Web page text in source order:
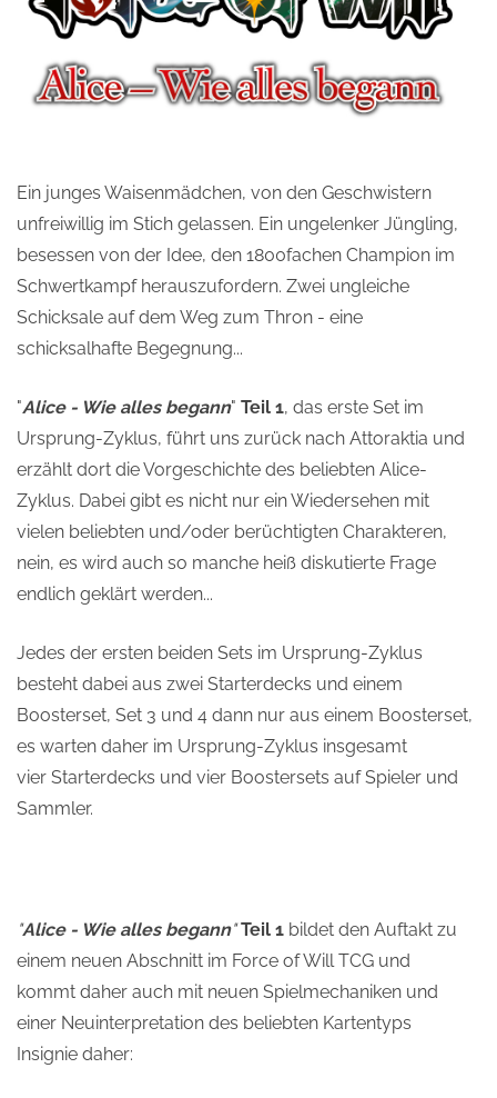
Ein junges Waisenmädchen, von den Geschwistern
unfreiwillig im Stich gelassen. Ein ungelenker Jüngling,
besessen von der Idee, den 1800fachen Champion im
Schwertkampf herauszufordern. Zwei ungleiche
Schicksale auf dem Weg zum Thron - eine
schicksalhafte Begegnung...
"Alice - Wie alles begann" Teil 1, das erste Set im
Ursprung-Zyklus, führt uns zurück nach Attoraktia und
erzählt dort die Vorgeschichte des beliebten Alice-
Zyklus. Dabei gibt es nicht nur ein Wiedersehen mit
vielen beliebten und/oder berüchtigten Charakteren,
nein, es wird auch so manche heiß diskutierte Frage
endlich geklärt werden...
Jedes der ersten beiden Sets im Ursprung-Zyklus
besteht dabei aus zwei Starterdecks und einem
Boosterset, Set 3 und 4 dann nur aus einem Boosterset,
es warten daher im Ursprung-Zyklus insgesamt
vier Starterdecks und vier Boostersets auf Spieler und
Sammler.
"Alice - Wie alles begann" Teil 1 bildet den Auftakt zu
einem neuen Abschnitt im Force of Will TCG und
kommt daher auch mit neuen Spielmechaniken und
einer Neuinterpretation des beliebten Kartentyps
Insignie daher: